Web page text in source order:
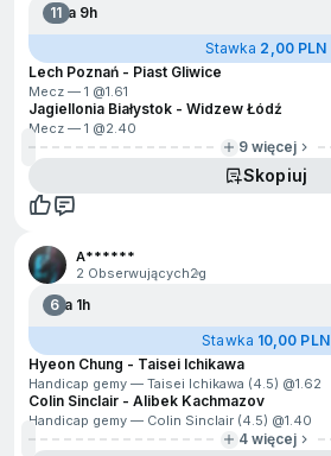
11Za 9h
Stawka 2,00 PLN
Lech Poznań - Piast Gliwice
Mecz — 1 @1.61
Jagiellonia Białystok - Widzew Łódź
Mecz — 1 @2.40
9 więcej
Skopiuj
A******
2 Obserwujących2g
6Za 1h
Stawka 10,00 PLN
Hyeon Chung - Taisei Ichikawa
Handicap gemy — Taisei Ichikawa (4.5) @1.62
Colin Sinclair - Alibek Kachmazov
Handicap gemy — Colin Sinclair (4.5) @1.40
4 więcej